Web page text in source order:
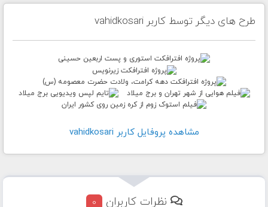
طرح های دیگر توسط کاربر vahidkosari
مشاهده پروفايل کاربر vahidkosari
نظرات کاربران 0